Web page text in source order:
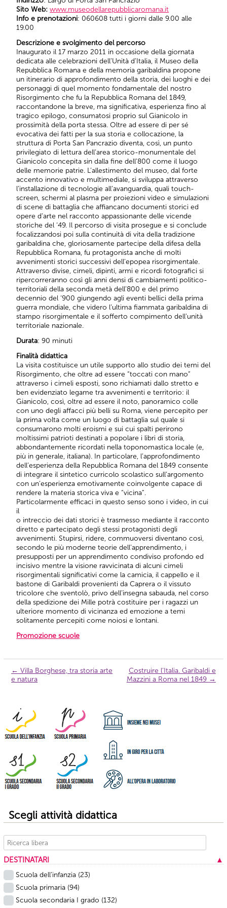
Sito Web:www.museodellarepubblicaromana.it
Info e prenotazioni: 060608 tutti i giorni dalle 9.00 alle
19.00
Descrizione e svolgimento del percorso
Inaugurato il 17 marzo 2011 in occasione della giornata
dedicata alle celebrazioni dell’Unità d’Italia, il Museo della
Repubblica Romana e della memoria garibaldina propone
un itinerario di approfondimento della storia, dei luoghi e dei
personaggi di quel momento fondamentale del nostro
Risorgimento che fu la Repubblica Romana del 1849,
raccontandone la breve, ma significativa, esperienza fino al
tragico epilogo, consumatosi proprio sul Gianicolo in
prossimità della porta stessa. Oltre ad essere di per sé
evocativa dei fatti per la sua storia e collocazione, la
struttura di Porta San Pancrazio diventa, così, un punto
privilegiato di lettura dell’area storico-monumentale del
Gianicolo concepita sin dalla fine dell’800 come il luogo
delle memorie patrie. L’allestimento del museo, dal forte
accento innovativo e multimediale, si sviluppa attraverso
l’installazione di tecnologie all’avanguardia, quali touch-
screen, schermi al plasma per proiezioni video e simulazioni
di scene di battaglia che affiancano documenti storici ed
opere d’arte nel racconto appassionante delle vicende
storiche del ‘49. Il percorso di visita prosegue e si conclude
focalizzandosi poi sulla continuità di vita della tradizione
garibaldina che, gloriosamente partecipe della difesa della
Repubblica Romana, fu protagonista anche di molti
avvenimenti storici successivi dell’epopea risorgimentale.
Attraverso divise, cimeli, dipinti, armi e ricordi fotografici si
ripercorreranno così gli anni densi di cambiamenti politico-
territoriali della seconda metà dell’800 e del primo
decennio del ‘900 giungendo agli eventi bellici della prima
guerra mondiale, che videro l’ultima fiammata garibaldina di
stampo risorgimentale e il sofferto compimento dell’unità
territoriale nazionale.
Durata: 90 minuti
Finalità didattica
La visita costituisce un utile supporto allo studio dei temi del
Risorgimento, che oltre ad essere “toccati con mano”
attraverso i cimeli esposti, sono richiamati dallo stretto e
ben evidenziato legame tra avvenimenti e territorio: il
Gianicolo, così, oltre ad essere il noto, panoramico colle
con uno degli affacci più belli su Roma, viene percepito per
la prima volta come un luogo di battaglia sul quale si
consumarono molti eroismi e sui cui spalti perirono
moltissimi patrioti destinati a popolare i libri di storia,
abbondantemente ricordati nella toponomastica locale (e,
più in generale, italiana). In particolare, l’approfondimento
dell’esperienza della Repubblica Romana del 1849 consente
di integrare il sintetico curricolo scolastico sull’argomento
con un’esperienza emotivamente coinvolgente capace di
rendere la materia storica viva e “vicina”.
Particolarmente efficaci in questo senso sono i video, in cui
il
o intreccio dei dati storici è trasmesso mediante il racconto
diretto e partecipato degli stessi protagonisti degli
avvenimenti. Stupirsi, ridere, commuoversi diventano così,
secondo le più moderne teorie dell’apprendimento, i
presupposti per un apprendimento condiviso profondo ed
incisivo mentre la visione ravvicinata di alcuni cimeli
risorgimentali significativi come la camicia, il cappello e il
bastone di Garibaldi provenienti da Caprera o il vissuto
tricolore che sventolò, privo dell’insegna sabauda, nel corso
della spedizione dei Mille potrà costituire per i ragazzi un
ulteriore momento di vicinanza ed emozione a temi
solitamente percepiti come noiosi e lontani.
Promozione scuole
Navigazione
← Villa Borghese, tra storia arte
e natura
Costruire l’Italia. Garibaldi e
Mazzini a Roma nel 1849 →
Scegli attività didattica
DESTINATARI ▲
Scuola dell’infanzia (23)
Scuola primaria (94)
Scuola secondaria I grado (132)